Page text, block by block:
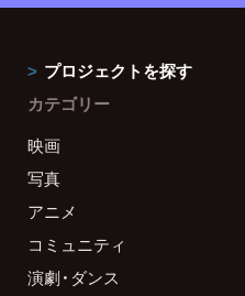
プロジェクトを探す
カテゴリー
映画
写真
アニメ
コミュニティ
演劇・ダンス